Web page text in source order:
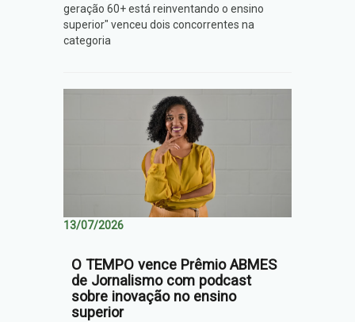
geração 60+ está reinventando o ensino
superior" venceu dois concorrentes na
categoria
13/07/2026
O TEMPO vence Prêmio ABMES
de Jornalismo com podcast
sobre inovação no ensino
superior